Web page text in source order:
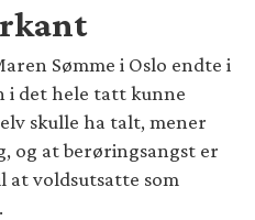
Sømme i Oslo endte i
i det hele tatt kunne
skulle ha talt, mener
og at berøringsangst er
voldsutsatte som